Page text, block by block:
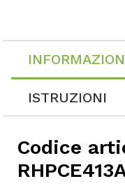
ISTRUZIONI
Codice